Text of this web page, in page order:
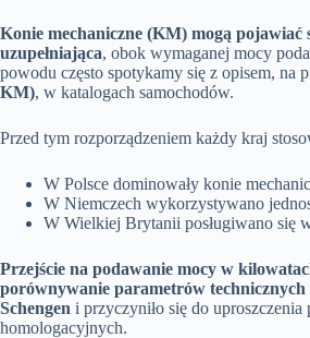
Konie mechaniczne (KM) mogą pojawiać
uzupełniająca, obok wymaganej mocy
powodu często spotykamy się z opisem, na
KM), w katalogach samochodów.
Przed tym rozporządzeniem każdy kraj
W Polsce dominowały konie
W Niemczech wykorzystywano
W Wielkiej Brytanii posługiwano się
Przejście na podawanie mocy w
porównywanie parametrów technicznych
Schengen i przyczyniło się do uproszczenia
homologacyjnych.